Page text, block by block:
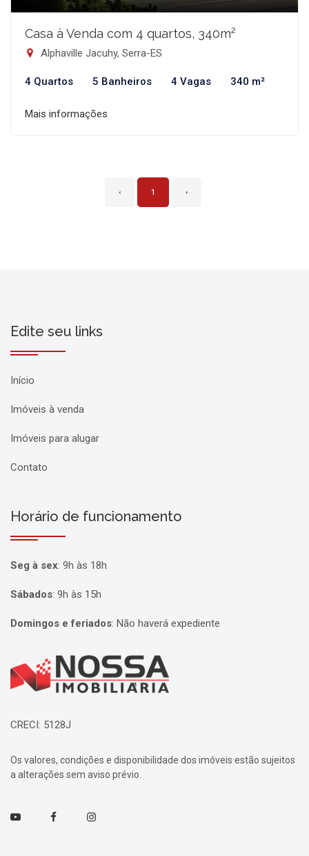
Casa à Venda com 4 quartos, 340m²
Alphaville Jacuhy, Serra-ES
4 Quartos 5 Banheiros 4 Vagas 340 m²
Mais informações
‹ 1 ›
Edite seu links
Início
Imóveis à venda
Imóveis para alugar
Contato
Horário de funcionamento
Seg à sex: 9h às 18h
Sábados: 9h às 15h
Domingos e feriados: Não haverá expediente
Página inicial
CRECI: 5128J
Os valores, condições e disponibilidade dos imóveis estão sujeitos
a alterações sem aviso prévio.
Youtube FacebookInstagram